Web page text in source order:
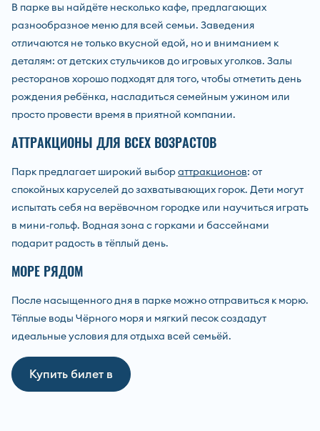
В парке вы найдёте несколько кафе, предлагающих
разнообразное меню для всей семьи. Заведения
отличаются не только вкусной едой, но и вниманием к
деталям: от детских стульчиков до игровых уголков. Залы
ресторанов хорошо подходят для того, чтобы отметить день
рождения ребёнка, насладиться семейным ужином или
просто провести время в приятной компании.
АТТРАКЦИОНЫ ДЛЯ ВСЕХ ВОЗРАСТОВ
Парк предлагает широкий выбораттракционов: от
спокойных каруселей до захватывающих горок. Дети могут
испытать себя на верёвочном городке или научиться играть
в мини-гольф. Водная зона с горками и бассейнами
подарит радость в тёплый день.
МОРЕ РЯДОМ
После насыщенного дня в парке можно отправиться к морю.
Тёплые воды Чёрного моря и мягкий песок создадут
идеальные условия для отдыха всей семьёй.
Купить билет в